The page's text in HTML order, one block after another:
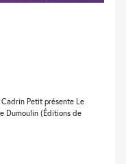
Petit présente Le
Dumoulin (Éditions de